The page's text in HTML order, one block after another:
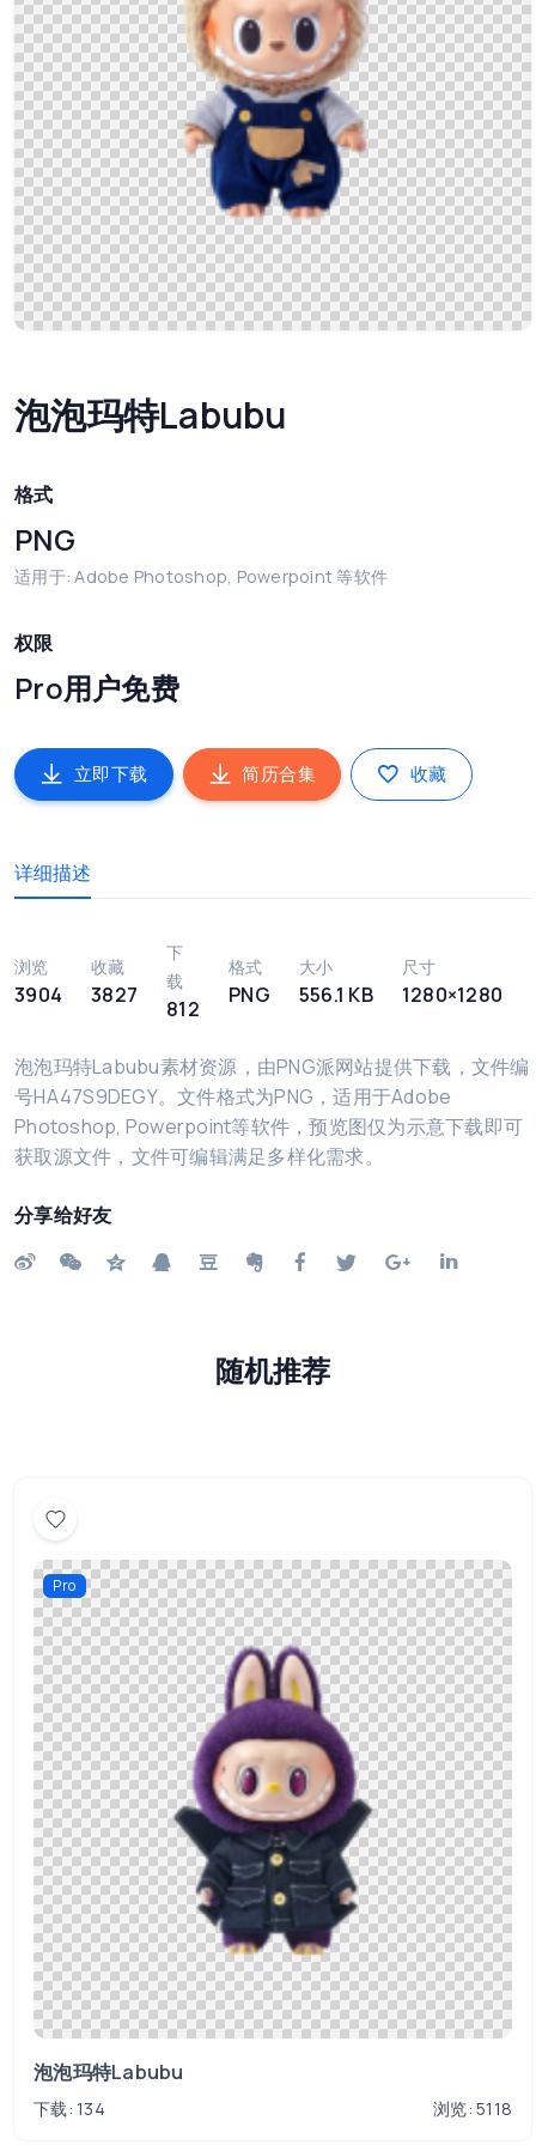
泡泡玛特Labubu
格式
PNG
适用于: Adobe Photoshop, Powerpoint 等软件
权限
Pro用户免费
立即下载 简历合集 收藏
详细描述
浏览
3904
收藏
3827
下
载
812
格式
PNG
大小
556.1 KB
尺寸
1280×1280
泡泡玛特Labubu素材资源，由PNG派网站提供下载，文件编
号HA47S9DEGY。文件格式为PNG，适用于Adobe
Photoshop, Powerpoint等软件，预览图仅为示意下载即可
获取源文件，文件可编辑满足多样化需求。
分享给好友
随机推荐
Pro
泡泡玛特Labubu
下载: 134 浏览: 5118